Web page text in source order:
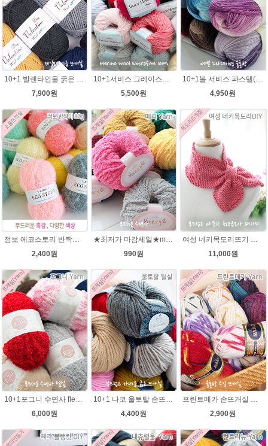
10+1 발렌타인울 굵은 뜨개실/뜨개질실/손뜨개실/목도리털실/제일모직뜨개실
7,900원
10+1서비스 그레이스메리노울 부드러운 털실/뜨개실/뜨개질실/손뜨개실/목도리털실/모자털실
5,500원
10+1볼 서비스 파스텔(Pastel) 뜨개질 그라데이션 털실 나염뜨개실
4,950원
점보 에코스토리 반짝이 80g 대용량 수세미뜨기 뜨개실 친환경소품 뜨개질실//웰빙수세미실/반짝이수세미실/반짝이뜨개실/ 수세미실/대용량수세미/빤짝이실
2,400원
★최저가 마감세일★merry메리/털실/수면뜨개실/뜨개질실/손뜨개실/목도리털실
990원
여성 네키목도리뜨기 그레이스메리노울 뜨개실 2볼 DIY
11,000원
10+1포그니 수면사 fleece 플리스 수면실 뜨개실/소프트 메리 멜로디/부드러운 털실/유아용실/귀도리안감실
6,000원
10+1 나코 울토탈 손뜨개 뜨개질 굵은뜨개실 나코메가 굵은털실(털실,뜨개질실) 동대문 뜨게실
4,400원
프린트메가 손뜨개실 모자뜨기 뜨개질 목도리털실 뜨개실
2,900원